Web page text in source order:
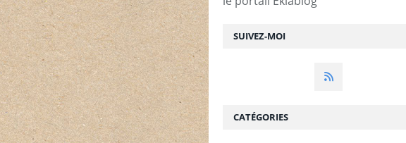
SUIVEZ-MOI
CATÉGORIES